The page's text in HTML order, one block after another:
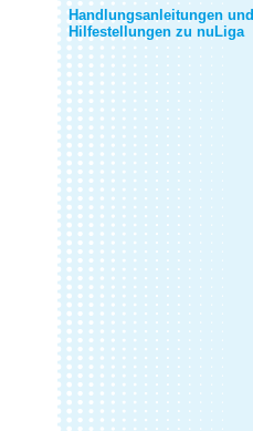
Handlungsanleitungen und
Hilfestellungen zu nuLiga